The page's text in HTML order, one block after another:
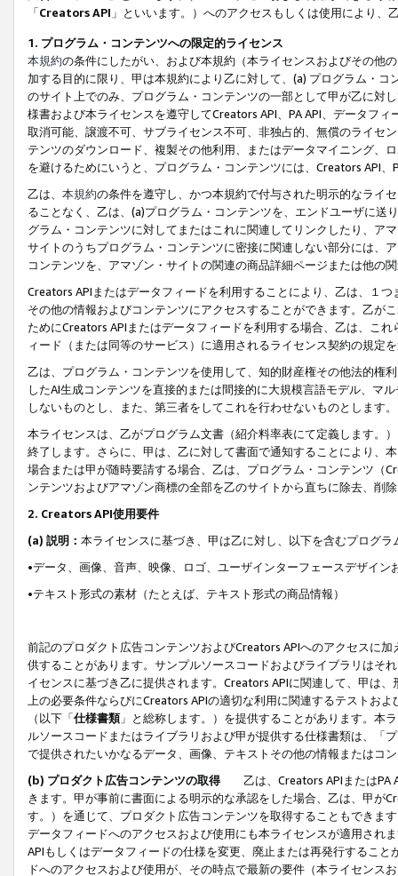
「Creators API 」といいます。）へのアクセスもしくは使用により
1. プログラム・コンテンツへの限定的ライセンス
本規約の条件にしたがい、および本規約（本ライセンスおよびその他
加する目的に限り、甲は本規約により乙に対して、(a) プログラム・
のサイト上でのみ、プログラム・コンテンツの一部として甲が乙に対
様書および本ライセンスを遵守してCreators API、PA API、データフ
取消可能、譲渡不可、サブライセンス不可、非独占的、無償のライセ
テンツのダウンロード、複製その他利用、またはデータマイニング、
を避けるためにいうと、プログラム・コンテンツには、Creators API
乙は、 本規約の条件を遵守し、かつ本規約で付与された明示的なライ
ることなく、乙は、(a)プログラム・コンテンツを、エンドユーザに
グラム・コンテンツに対してまたはこれに関連してリンクしたり、ア
サイトのうちプログラム・コンテンツに密接に関連しない部分には、
コンテンツを、アマゾン・サイトの関連の商品詳細ページまたは他の
Creators APIまたはデータフィードを利用することにより、乙は、１
その他の情報およびコンテンツにアクセスすることができます。乙が
ためにCreators APIまたはデータフィードを利用する場合、乙は、こ
ィード（または同等のサービス）に適用されるライセンス契約の規定
乙は、プログラム・コンテンツを使用して、知的財産権その他法的権
したAI生成コンテンツを直接的または間接的に大規模言語モデル、マ
しないものとし、また、第三者をしてこれを行わせないものとします。
本ライセンスは、乙がプログラム文書（紹介料率表にて定義します。
終了します。さらに、甲は、乙に対して書面で通知することにより、
場合または甲が随時要請する場合、乙は、プログラム・コンテンツ（
ンテンツおよびアマゾン商標の全部を乙のサイトから直ちに除去、削
2. Creators API使用要件
(a) 説明： 本ライセンスに基づき、甲は乙に対し、以下を含むプログ
•データ、画像、音声、映像、ロゴ、ユーザインターフェースデザイ
•テキスト形式の素材（たとえば、テキスト形式の商品情報）
前記のプロダクト広告コンテンツおよびCreators APIへのアクセスに
供することがあります。サンプルソースコードおよびライブラリはそ
イセンスに基づき乙に提供されます。Creators APIに関連して、甲は
上の必要条件ならびにCreators APIの適切な利用に関連するテストお
（以下「仕様書類」と総称します。）を提供することがあります。本
ルソースコードまたはライブラリおよび甲が提供する仕様書類は、「
で提供されたいかなるデータ、画像、テキストその他の情報またはコ
(b) プロダクト広告コンテンツの取得
乙は、Creators APIまたはPA
きます。甲が事前に書面による明示的な承認をした場合、乙は、甲が
す。）を通じて、プロダクト広告コンテンツを取得することもできま
データフィードへのアクセスおよび使用にも本ライセンスが適用され
APIもしくはデータフィードの仕様を変更、廃止または再発行するこ
ドへのアクセスおよび使用が、その時点で最新の要件（本ライセン